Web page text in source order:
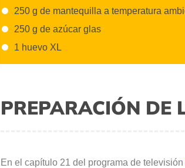
250 g de mantequilla a temperatura
250 g de azúcar glas
1 huevo XL
PREPARACIÓN DE
En el capítulo 21 del programa de televisión